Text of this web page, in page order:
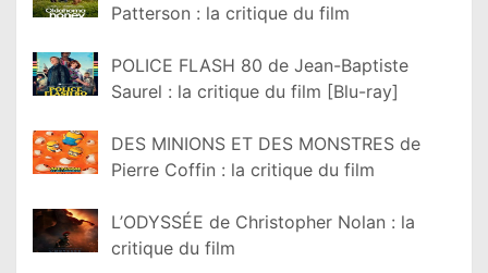
Patterson : la critique du film
POLICE FLASH 80 de Jean-Baptiste
Saurel : la critique du film [Blu-ray]
DES MINIONS ET DES MONSTRES de
Pierre Coffin : la critique du film
L’ODYSSÉE de Christopher Nolan : la
critique du film